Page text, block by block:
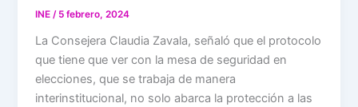
INE/ 5 febrero, 2024
La Consejera Claudia Zavala, señaló que el protocolo
que tiene que ver con la mesa de seguridad en
elecciones, que se trabaja de manera
interinstitucional, no solo abarca la protección a las